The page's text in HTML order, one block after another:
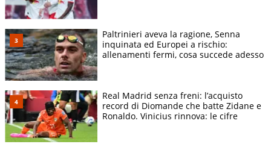
Paltrinieri aveva la ragione, Senna
inquinata ed Europei a rischio:
allenamenti fermi, cosa succede adesso
Real Madrid senza freni: l’acquisto
record di Diomande che batte Zidane e
Ronaldo. Vinicius rinnova: le cifre